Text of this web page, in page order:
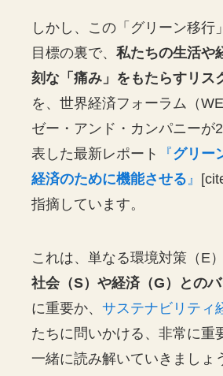
しかし、この「グリーン移行
目標の裏で、私たちの生活や
刻な「痛み」をもたらすリス
を、世界経済フォーラム（
ゼー・アンド・カンパニーが
表した最新レポート
『グリー
経済のために機能させる』
指摘しています。
これは、単なる環境対策（E
社会（S）や経済（G）との
に重要か、サステナビリティ
たちに問いかける、非常に重
一緒に読み解いていきましょ